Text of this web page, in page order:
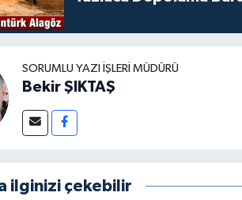
SORUMLU YAZI İŞLERI MÜDÜRÜ
Bekir ŞIKTAŞ
ilginizi çekebilir